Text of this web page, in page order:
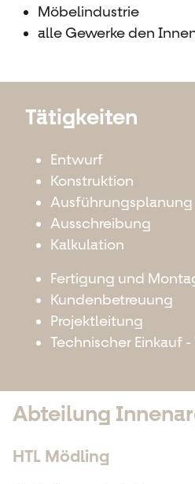
Möbelindustrie
alle Gewerke den
Tätigkeiten
Entwurf
Konstruktion
Ausführungsplanung
Ausschreibung
Kalkulation
Fertigung und
Kundenbetreuung
Projektleitung
Technischer Einkauf
Abteilung
HTL Mödling